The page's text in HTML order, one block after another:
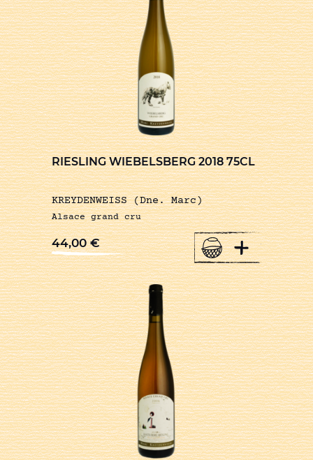
RIESLING WIEBELSBERG 2018 75CL
KREYDENWEISS (Dne. Marc)
Alsace grand cru
44,00€ +